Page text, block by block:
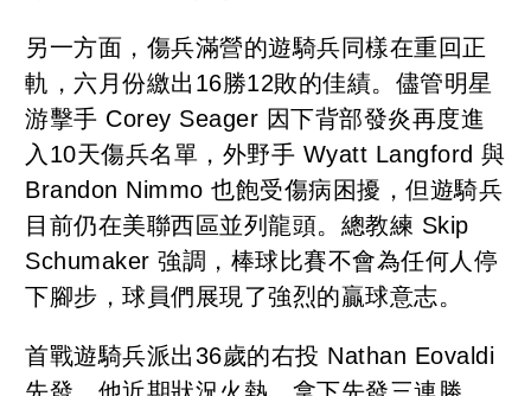
另一方面，傷兵滿營的遊騎兵同樣在重回正
軌，六月份繳出16勝12敗的佳績。儘管明星
游擊手 Corey Seager 因下背部發炎再度進
入10天傷兵名單，外野手 Wyatt Langford 與
Brandon Nimmo 也飽受傷病困擾，但遊騎兵
目前仍在美聯西區並列龍頭。總教練 Skip
Schumaker 強調，棒球比賽不會為任何人停
下腳步，球員們展現了強烈的贏球意志。
首戰遊騎兵派出36歲的右投 Nathan Eovaldi